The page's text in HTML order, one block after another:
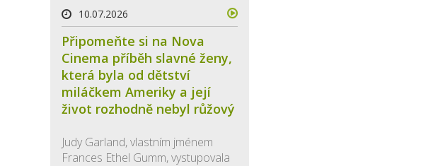
10.07.2026
Připomeňte si na Nova
Cinema příběh slavné ženy,
která byla od dětství
miláčkem Ameriky a její
život rozhodně nebyl růžový
Judy Garland, vlastním jménem
Frances Ethel Gumm, vystupovala